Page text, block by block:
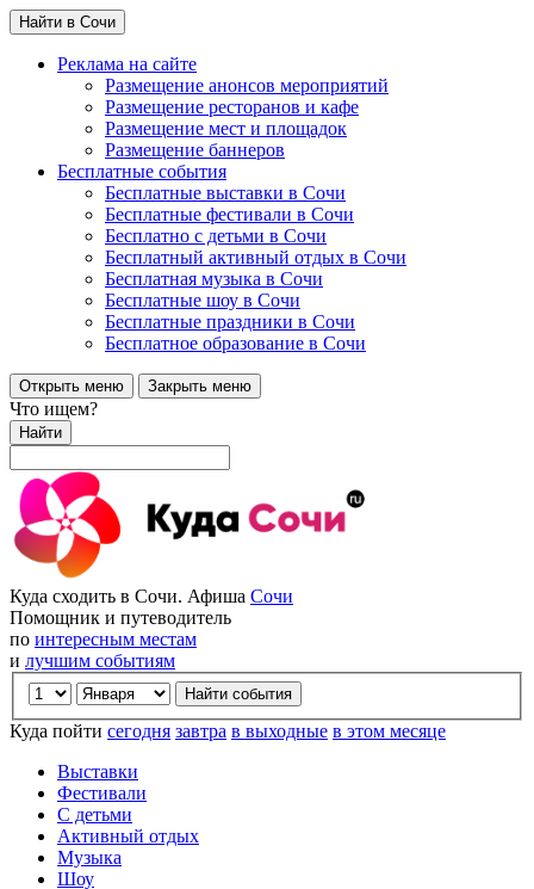
Найти в Сочи
Реклама на сайте
Размещение анонсов мероприятий
Размещение ресторанов и кафе
Размещение мест и площадок
Размещение баннеров
Бесплатные события
Бесплатные выставки в Сочи
Бесплатные фестивали в Сочи
Бесплатно с детьми в Сочи
Бесплатный активный отдых в Сочи
Бесплатная музыка в Сочи
Бесплатные шоу в Сочи
Бесплатные праздники в Сочи
Бесплатное образование в Сочи
Открыть меню Закрыть меню
Что ищем?
Найти
Куда сходить в Сочи. Афиша Сочи
Помощник и путеводитель
по интересным местам
и лучшим событиям
Куда пойти сегодня завтра в выходные в этом месяце
Выставки
Фестивали
С детьми
Активный отдых
Музыка
Шоу